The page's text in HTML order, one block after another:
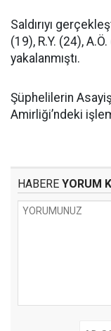
Saldırıyı
(19), R.Y. (24),
yakalanmıştı.
Şüphelilerin
Amirliği’ndeki
HABERE YORUM